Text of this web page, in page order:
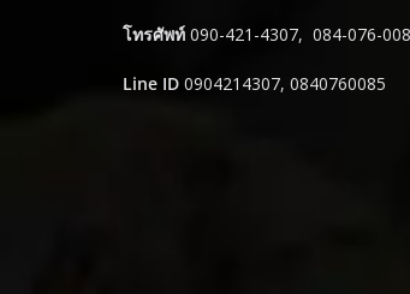
โทรศัพท์ 090-421-4307, 084-076-
Line ID 0904214307, 0840760085